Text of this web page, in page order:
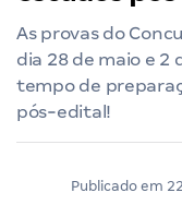
As provas do
dia 28 de maio e 2
tempo de
pós-edital!
Publicado em